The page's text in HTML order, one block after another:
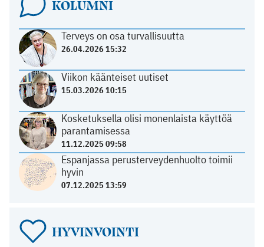
KOLUMNI
Terveys on osa turvallisuutta
26.04.2026 15:32
Viikon käänteiset uutiset
15.03.2026 10:15
Kosketuksella olisi monenlaista käyttöä
parantamisessa
11.12.2025 09:58
Espanjassa perusterveydenhuolto toimii
hyvin
07.12.2025 13:59
HYVINVOINTI